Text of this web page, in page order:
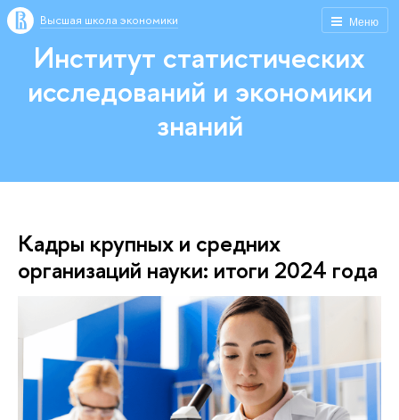
Меню
Высшая школа экономики
Институт статистических
исследований и экономики
знаний
Кадры крупных и средних
организаций науки: итоги 2024 года